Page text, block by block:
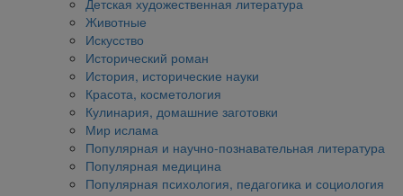
Детская художественная литература
Животные
Искусство
Исторический роман
История, исторические науки
Красота, косметология
Кулинария, домашние заготовки
Мир ислама
Популярная и научно-познавательная литература
Популярная медицина
Популярная психология, педагогика и социология